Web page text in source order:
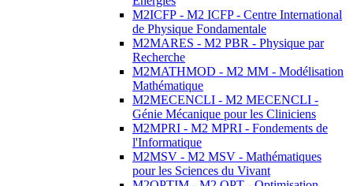
M2ICFP - M2 ICFP - Centre International
de Physique Fondamentale
M2MARES - M2 PBR - Physique par
Recherche
M2MATHMOD - M2 MM - Modélisation
Mathématique
M2MECENCLI - M2 MECENCLI -
Génie Mécanique pour les Cliniciens
M2MPRI - M2 MPRI - Fondements de
l'Informatique
M2MSV - M2 MSV - Mathématiques
pour les Sciences du Vivant